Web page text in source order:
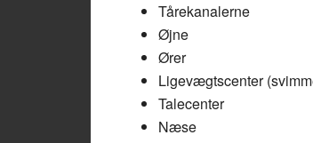
Tårekanalerne
Øjne
Ører
Ligevægtscenter
Talecenter
Næse